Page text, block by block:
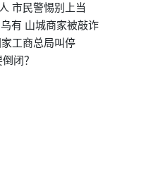
市民警惕别上当
有 山城商家被敲诈
工商总局叫停
闭？